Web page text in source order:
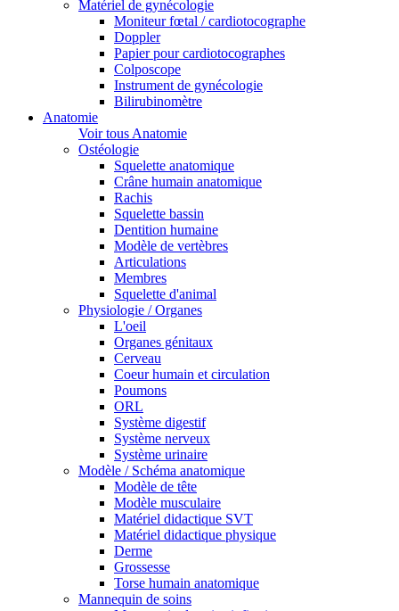
Matériel de gynécologie
Moniteur fœtal / cardiotocographe
Doppler
Papier pour cardiotocographes
Colposcope
Instrument de gynécologie
Bilirubinomètre
Anatomie
Voir tous Anatomie
Ostéologie
Squelette anatomique
Crâne humain anatomique
Rachis
Squelette bassin
Dentition humaine
Modèle de vertèbres
Articulations
Membres
Squelette d'animal
Physiologie / Organes
L'oeil
Organes génitaux
Cerveau
Coeur humain et circulation
Poumons
ORL
Système digestif
Système nerveux
Système urinaire
Modèle / Schéma anatomique
Modèle de tête
Modèle musculaire
Matériel didactique SVT
Matériel didactique physique
Derme
Grossesse
Torse humain anatomique
Mannequin de soins